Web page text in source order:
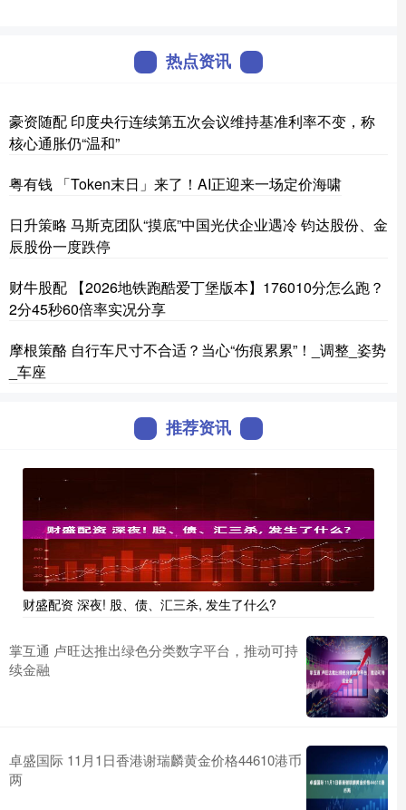
热点资讯
豪资随配 印度央行连续第五次会议维持基准利率不变，称
核心通胀仍“温和”
粤有钱 「Token末日」来了！AI正迎来一场定价海啸
日升策略 马斯克团队“摸底”中国光伏企业遇冷 钧达股份、金
辰股份一度跌停
财牛股配 【2026地铁跑酷爱丁堡版本】176010分怎么跑？
2分45秒60倍率实况分享
摩根策酪 自行车尺寸不合适？当心“伤痕累累”！_调整_姿势
_车座
推荐资讯
财盛配资 深夜! 股、债、汇三杀, 发生了什么?
掌互通 卢旺达推出绿色分类数字平台，推动可持
续金融
卓盛国际 11月1日香港谢瑞麟黄金价格44610港币
两